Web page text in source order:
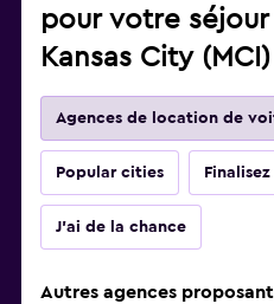
pour votre
Kansas City (MCI)
Agences de location de
Popular cities
J'ai de la chance
Autres agences